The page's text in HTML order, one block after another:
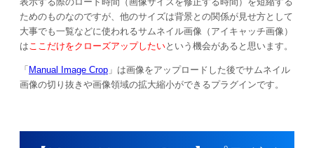
ためのものなのですが、他のサイズは背景との関係が見せ方として
大事でも一覧などに使われるサムネイル画像（アイキャッチ画像）
は ここだけをクローズアップしたいという機会があると思います。
「 Manual Image Crop 」は画像をアップロードした後でサムネイル
画像の切り抜きや画像領域の拡大縮小ができるプラグインです。